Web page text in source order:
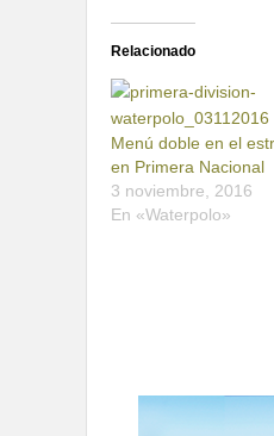
Relacionado
Menú doble en el
en Primera Nacional
3 noviembre, 2016
En «Waterpolo»